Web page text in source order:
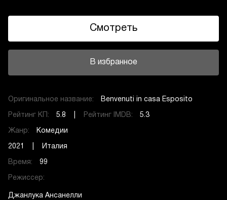
Смотреть
В избранное
Оригинальное название: Benvenuti in casa Esposito
Рейтинг КП: 5.8 | Рейтинг IMDB: 5.3
Жанр: Комедии
2021 | Италия
Время: 99
Режиссер:
Джанлука Ансанелли